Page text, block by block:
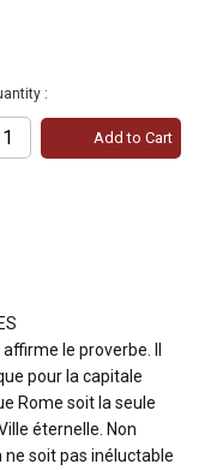
:
Add to Cart
le proverbe. Il
pour la capitale
Rome soit la seule
éternelle. Non
ne soit pas inéluctable